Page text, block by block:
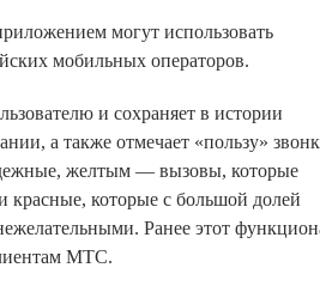
могут использовать
мобильных операторов.
и сохраняет в истории
а также отмечает «пользу»
желтым — вызовы, которые
красные, которые с большой долей
Ранее этот
МТС.